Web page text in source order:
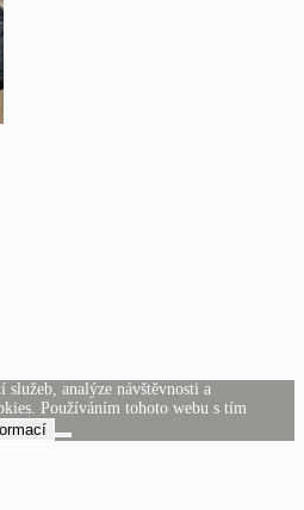
analýze návštěvnosti a
Používáním tohoto webu s tím